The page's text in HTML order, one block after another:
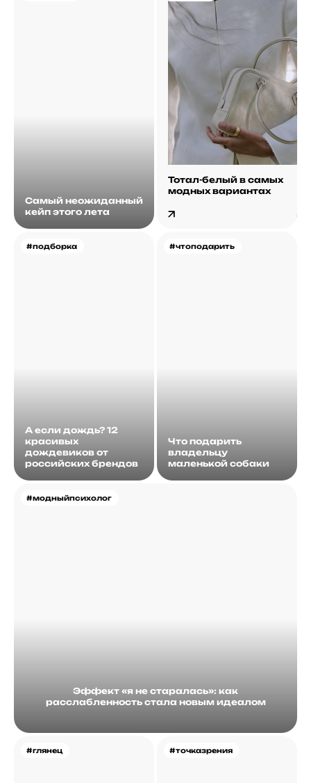
Самый неожиданный
кейп этого лета
Тотал-белый в самых
модных вариантах
#подборка
А если дождь? 12
красивых
дождевиков от
российских брендов
#модныйпсихолог
Эффект «я не старалась»: как
расслабленность стала новым идеалом
#чтоподарить
Что подарить
владельцу
маленькой собаки
#глянец #точказрения